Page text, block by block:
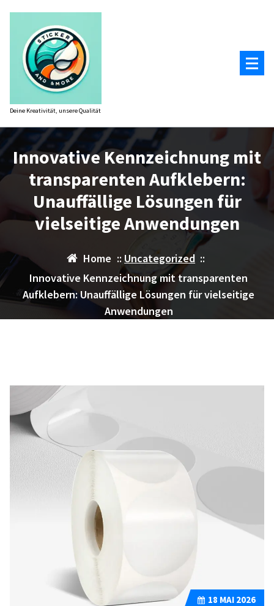
springen
Deine Kreativität, unsere Qualität
Innovative Kennzeichnung mit
transparenten Aufklebern:
Unauffällige Lösungen für
vielseitige Anwendungen
Home :: Uncategorized ::
Innovative Kennzeichnung mit transparenten
Aufklebern: Unauffällige Lösungen für vielseitige
Anwendungen
18 MAI 2026